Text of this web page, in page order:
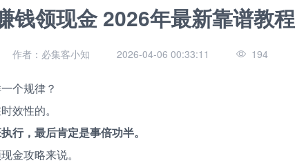
钱领现金 2026年最新靠谱教程
作者：必集客小知 2026-04-06 00:33:11 194
个规律？
效性的。
行，最后肯定是事倍功半。
金攻略来说。